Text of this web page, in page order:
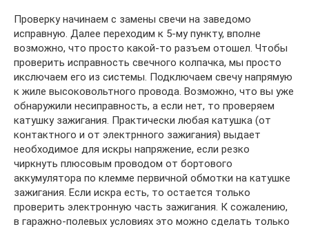
Проверку начинаем с замены свечи на заведомо
исправную. Далее переходим к 5-му пункту, вполне
возможно, что просто какой-то разъем отошел. Чтобы
проверить исправность свечного колпачка, мы просто
икслючаем его из системы. Подключаем свечу напрямую
к жиле высоковольтного провода. Возможно, что вы уже
обнаружили несиправность, а если нет, то проверяем
катушку зажигания. Практически любая катушка (от
контактного и от электрнного зажигания) выдает
необходимое для искры напряжение, если резко
чиркнуть плюсовым проводом от бортового
аккумулятора по клемме первичной обмотки на катушке
зажигания. Если искра есть, то остается только
проверить электронную часть зажигания. К сожалению,
в гаражно-полевых условиях это можно сделать только